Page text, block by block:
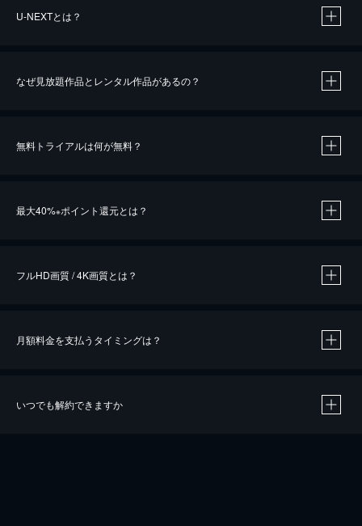
U-NEXTとは？
なぜ見放題作品とレンタル作品があるの？
無料トライアルは何が無料？
最大40%※ポイント還元とは？
※40％ポイント還元の対象は、クレジットカード決済による作品の購入 / レンタルです。
フルHD画質 / 4K画質とは？
月額料金を支払うタイミングは？
いつでも解約できますか